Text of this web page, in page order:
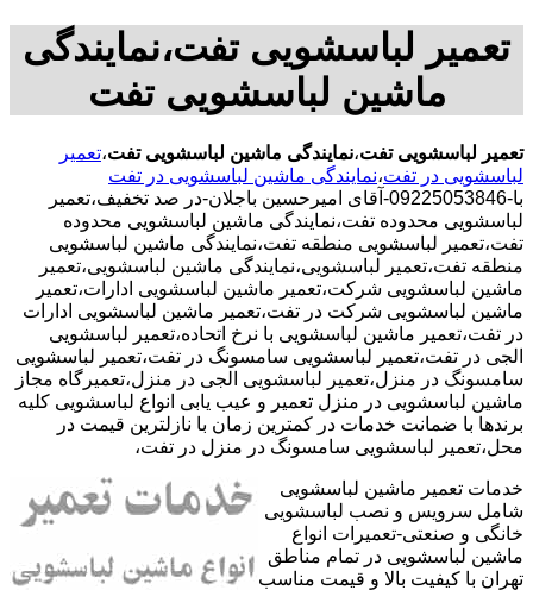
تعمیر لباسشویی تفت،نمایندگی
ماشین لباسشویی تفت
تعمیر لباسشویی تفت،نمایندگی ماشین لباسشویی تفت،تعمیر
لباسشویی در تفت،نمایندگی ماشین لباسشویی در تفت
با-09225053846-آقای امیرحسین باجلان-در صد تخفیف،تعمیر
لباسشویی محدوده تفت،نمایندگی ماشین لباسشویی محدوده
تفت،تعمیر لباسشویی منطقه تفت،نمایندگی ماشین لباسشویی
منطقه تفت،تعمیر لباسشویی،نمایندگی ماشین لباسشویی،تعمیر
ماشین لباسشویی شرکت،تعمیر ماشین لباسشویی ادارات،تعمیر
ماشین لباسشویی شرکت در تفت،تعمیر ماشین لباسشویی ادارات
در تفت،تعمیر ماشین لباسشویی با نرخ اتحاده،تعمیر لباسشویی
الجی در تفت،تعمیر لباسشویی سامسونگ در تفت،تعمیر لباسشویی
سامسونگ در منزل،تعمیر لباسشویی الجی در منزل،تعمیرگاه مجاز
ماشین لباسشویی در منزل تعمیر و عیب یابی انواع لباسشویی کلیه
برندها با ضمانت خدمات در کمترین زمان با نازلترین قیمت در
محل،تعمیر لباسشویی سامسونگ در منزل در تفت،
خدمات تعمیر ماشین لباسشویی
شامل سرویس و نصب لباسشویی
خانگی و صنعتی-تعمیرات انواع
ماشین لباسشویی در تمام مناطق
تهران با کیفیت بالا و قیمت مناسب